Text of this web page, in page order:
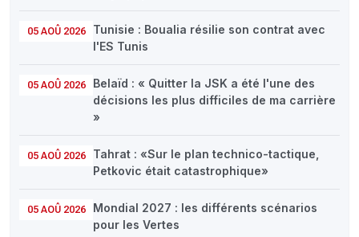
05 AOÛ 2026
Tunisie : Boualia résilie son contrat avec
l'ES Tunis
05 AOÛ 2026
Belaïd : « Quitter la JSK a été l'une des
décisions les plus difficiles de ma carrière
»
05 AOÛ 2026
Tahrat : «Sur le plan technico-tactique,
Petkovic était catastrophique»
05 AOÛ 2026
Mondial 2027 : les différents scénarios
pour les Vertes